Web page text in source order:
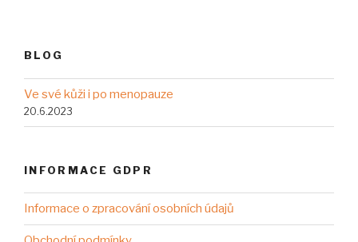
BLOG
Ve své kůži i po menopauze
20.6.2023
INFORMACE GDPR
Informace o zpracování osobních údajů